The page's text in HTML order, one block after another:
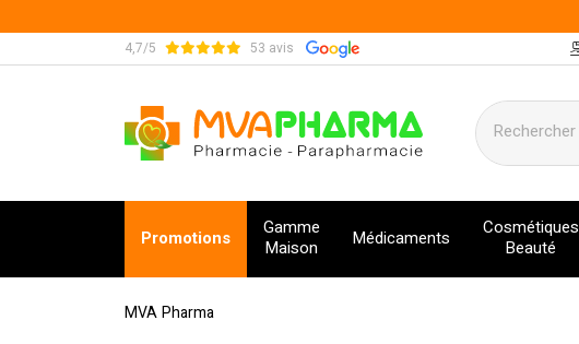
4,7/5 53 avis
MVA Pharma Votre pharmacie en ligne à votre service
Promotions
Gamme
Maison
Médicaments
Cosmétiques
Beauté
MVA Pharma